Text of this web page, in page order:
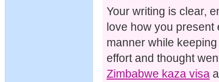
Your writing is clear,
love how you
manner while
effort and thought
Zimbabwe kaza visa